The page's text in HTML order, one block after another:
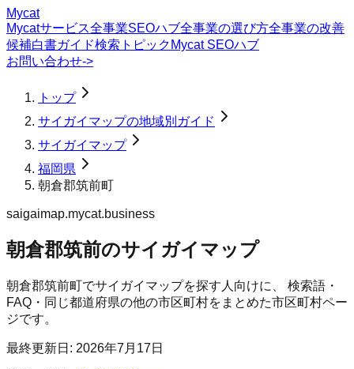
Mycat
Mycatサービス全事業SEOハブ全事業の選び方全事業の改善
候補白書ガイド検索トピック Mycat SEOハブ
お問い合わせ->
トップ
サイガイマップの地域別ガイド
サイガイマップ
福岡県
朝倉郡筑前町
saigaimap.mycat.business
朝倉郡筑前のサイガイマップ
朝倉郡筑前町でサイガイマップを探す人向けに、 検索語・
FAQ・同じ都道府県の他の市区町村をまとめた市区町村ペー
ジです。
最終更新日: 2026年7月17日